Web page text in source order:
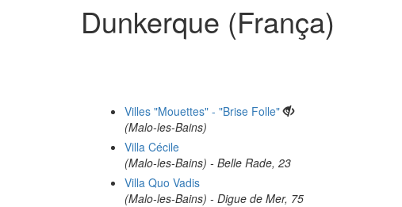
Dunkerque (França)
Villes "Mouettes" - "Brise Folle"
(Malo-les-Bains)
Villa Cécile
(Malo-les-Bains) - Belle Rade, 23
Villa Quo Vadis
(Malo-les-Bains) - Digue de Mer, 75